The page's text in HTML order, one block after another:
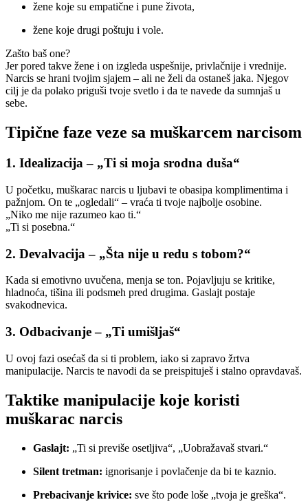
žene koje su empatične i pune života,
žene koje drugi poštuju i vole.
Zašto baš one?
Jer pored takve žene i on izgleda uspešnije, privlačnije i vrednije.
Narcis se hrani tvojim sjajem – ali ne želi da ostaneš jaka. Njegov
cilj je da polako priguši tvoje svetlo i da te navede da sumnjaš u
sebe.
Tipične faze veze sa muškarcem narcisom
1. Idealizacija – „Ti si moja srodna duša“
U početku, muškarac narcis u ljubavi te obasipa komplimentima i
pažnjom. On te „ogledali“ – vraća ti tvoje najbolje osobine.
„Niko me nije razumeo kao ti.“
„Ti si posebna.“
2. Devalvacija – „Šta nije u redu s tobom?“
Kada si emotivno uvučena, menja se ton. Pojavljuju se kritike,
hladnoća, tišina ili podsmeh pred drugima. Gaslajt postaje
svakodnevica.
3. Odbacivanje – „Ti umišljaš“
U ovoj fazi osećaš da si ti problem, iako si zapravo žrtva
manipulacije. Narcis te navodi da se preispituješ i stalno opravdavaš.
Taktike manipulacije koje koristi
muškarac narcis
Gaslajt: „Ti si previše osetljiva“, „Uobražavaš stvari.“
Silent tretman: ignorisanje i povlačenje da bi te kaznio.
Prebacivanje krivice: sve što pođe loše „tvoja je greška“.